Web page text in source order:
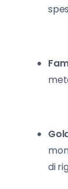
di